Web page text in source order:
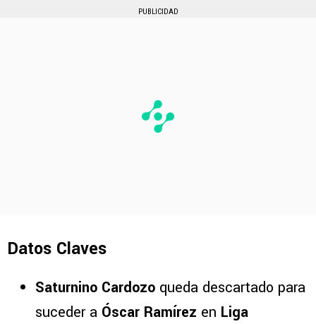
PUBLICIDAD
Datos Claves
Saturnino Cardozo queda descartado para
suceder a Óscar Ramírez en Liga